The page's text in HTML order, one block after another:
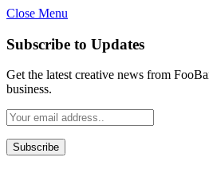
Close Menu
Subscribe to Updates
Get the latest creative news from
business.